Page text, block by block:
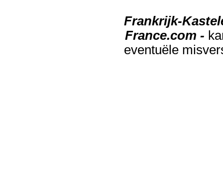
Frankrijk-
France.com -
eventuële